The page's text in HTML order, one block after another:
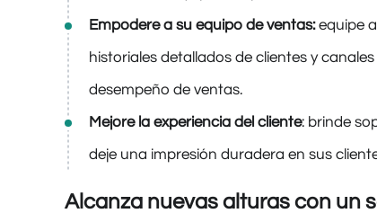
Empodere a su equipo de ventas:equipe
historiales detallados de clientes y
desempeño de ventas.
Mejore la experiencia del cliente: brinde
deje una impresión duradera en sus
Alcanza nuevas alturas con un